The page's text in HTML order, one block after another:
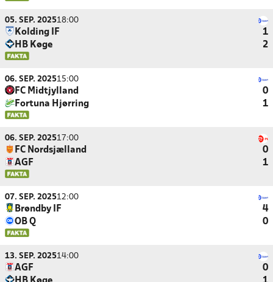
05. SEP. 202518:00
Kolding IF
1
HB Køge
2
06. SEP. 202515:00
FC Midtjylland
0
Fortuna Hjørring
1
06. SEP. 202517:00
FC Nordsjælland
0
AGF
1
07. SEP. 202512:00
Brøndby IF
4
OB Q
0
13. SEP. 202514:00
AGF
0